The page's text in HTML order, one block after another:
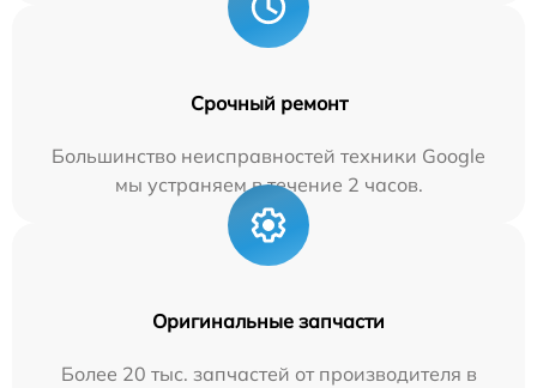
Срочный ремонт
Большинство неисправностей техники Google
мы устраняем в течение 2 часов.
Оригинальные запчасти
Более 20 тыс. запчастей от производителя в